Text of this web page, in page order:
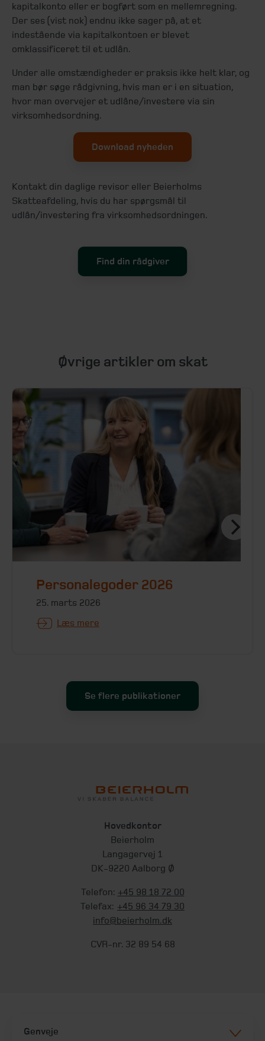
kapitalkonto eller er bogført som en mellemregning.
Der ses (vist nok) endnu ikke sager på, at et
indestående via kapitalkontoen er blevet
omklassificeret til et udlån.
Under alle omstændigheder er praksis ikke helt klar, og
man bør søge rådgivning, hvis man er i en situation,
hvor man overvejer et udlåne/investere via sin
virksomhedsordning.
Download nyheden
Kontakt din daglige revisor eller Beierholms
Skatteafdeling, hvis du har spørgsmål til
udlån/investering fra virksomhedsordningen.
Find din rådgiver
Øvrige artikler om skat
Personalegoder 2026
25. marts 2026
Læs mere
Se flere publikationer
Hovedkontor
Beierholm
Langagervej 1
DK-9220 Aalborg Ø
Telefon: +45 98 18 72 00
Telefax: +45 96 34 79 30
info@beierholm.dk
CVR-nr. 32 89 54 68
Genveje